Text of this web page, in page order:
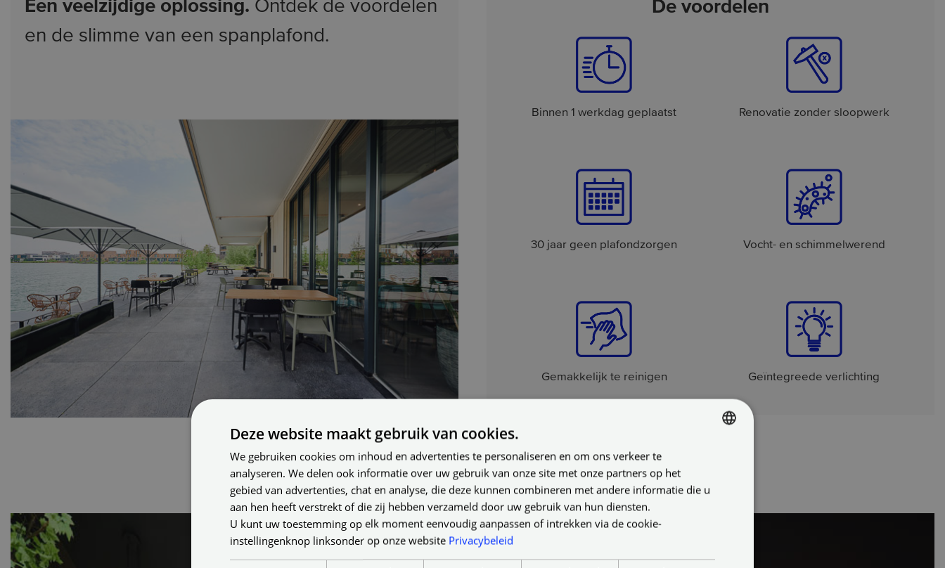
Een veelzijdige oplossing. Ontdek de voordelen
en de slimme van een spanplafond.
De voordelen
Binnen 1 werkdag geplaatst Renovatie zonder sloopwerk
30 jaar geen plafondzorgen Vocht- en schimmelwerend
Gemakkelijk te reinigen Geïntegreede verlichting
Deze website maakt gebruik van cookies.
We gebruiken cookies om inhoud en advertenties te personaliseren en om ons verkeer te
analyseren. We delen ook informatie over uw gebruik van onze site met onze partners op het
gebied van advertenties, chat en analyse, die deze kunnen combineren met andere informatie die u
aan hen heeft verstrekt of die zij hebben verzameld door uw gebruik van hun diensten.
U kunt uw toestemming op elk moment eenvoudig aanpassen of intrekken via de cookie-
instellingenknop linksonder op onze website Privacybeleid